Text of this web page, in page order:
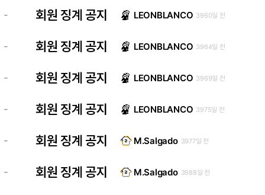
- 회원 징계 공지 LEONBLANCO 3960일 전
- 회원 징계 공지 LEONBLANCO 3964일 전
- 회원 징계 공지 LEONBLANCO 3969일 전
- 회원 징계 공지 LEONBLANCO 3975일 전
- 회원 징계 공지 M.Salgado 3977일 전
- 회원 징계 공지 M.Salgado 3988일 전